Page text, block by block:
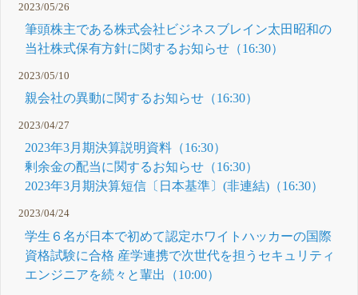
2023/05/26
筆頭株主である株式会社ビジネスブレイン太田昭和の
当社株式保有方針に関するお知らせ（16:30）
2023/05/10
親会社の異動に関するお知らせ（16:30）
2023/04/27
2023年3月期決算説明資料（16:30）
剰余金の配当に関するお知らせ（16:30）
2023年3月期決算短信〔日本基準〕(非連結)（16:30）
2023/04/24
学生６名が日本で初めて認定ホワイトハッカーの国際
資格試験に合格 産学連携で次世代を担うセキュリティ
エンジニアを続々と輩出（10:00）